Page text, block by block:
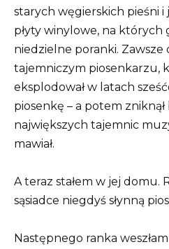
starych węgierskich pieśni i
płyty winylowe, na których
niedzielne poranki. Zawsze
tajemniczym piosenkarzu,
eksplodował w latach
piosenkę – a potem
największych tajemnic
mawiał.
A teraz stałem w jej domu.
sąsiadce niegdyś słynną
Następnego ranka